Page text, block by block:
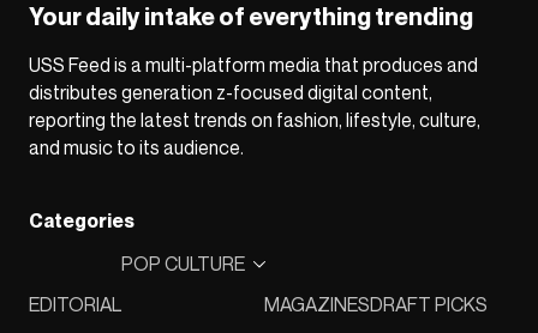
Your daily intake of everything trending
USS Feed is a multi-platform media that produces and
distributes generation z-focused digital content,
reporting the latest trends on fashion, lifestyle, culture,
and music to its audience.
Categories
EDITORIAL
POP CULTURE
MAGAZINESDRAFT PICKS